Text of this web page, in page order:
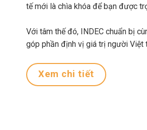
tế mới là chìa khóa để bạn được
Với tâm thế đó, INDEC chuẩn bị
góp phần định vị giá trị người Việt
Xem chi tiết